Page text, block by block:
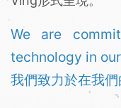
We are
technology in
我們致力於在我們